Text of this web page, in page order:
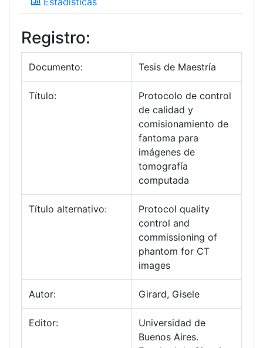
Registro:
Documento: Tesis de Maestría
Título:
Protocolo de control
de calidad y
comisionamiento de
fantoma para
imágenes de
tomografía
computada
Título alternativo:
Protocol quality
control and
commissioning of
phantom for CT
images
Autor: Girard, Gisele
Editor:
Universidad de
Buenos Aires.